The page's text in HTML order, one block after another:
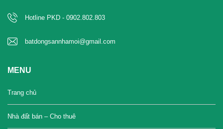
Hotline PKD - 0902.802.803
batdongsannhamoi@gmail.com
MENU
Trang chủ
Nhà đất bán – Cho thuê